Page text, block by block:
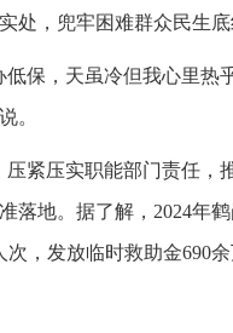
处，兜牢困难群众民生底
保，天虽冷但我心里热
。
紧压实职能部门责任，
落地。据了解，2024年
，发放临时救助金690